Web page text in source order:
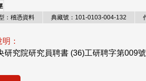
：稽憑資料 典藏號：101-0103-004-132
：
研究院研究員聘書 (36)工研聘字第009號